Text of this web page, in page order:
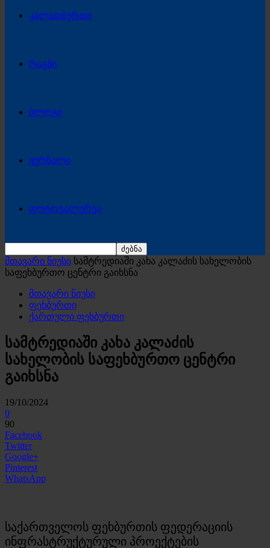
კალათბურთი
რაგბი
ბლოგი
ჟურნალი
ფოტოგალერეა
მთავარი ნიუსი სამტრედიაში კახა კალაძის სახელობის
საფეხბურთო ცენტრი გაიხსნა
მთავარი ნიუსი
ფეხბურთი
ქართული ფეხბურთი
სამტრედიაში კახა კალაძის
სახელობის საფეხბურთო ცენტრი
გაიხსნა
19/10/2024
0
90
Facebook
Twitter
Google+
Pinterest
WhatsApp
საქართველოს ფეხბურთის ფედერაციის
ინფრასტრუქტურული პროექტების